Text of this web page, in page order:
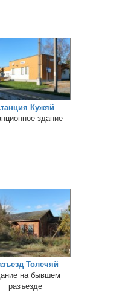
Кужяй
здание
Толечяй
на бывшем
разъезде